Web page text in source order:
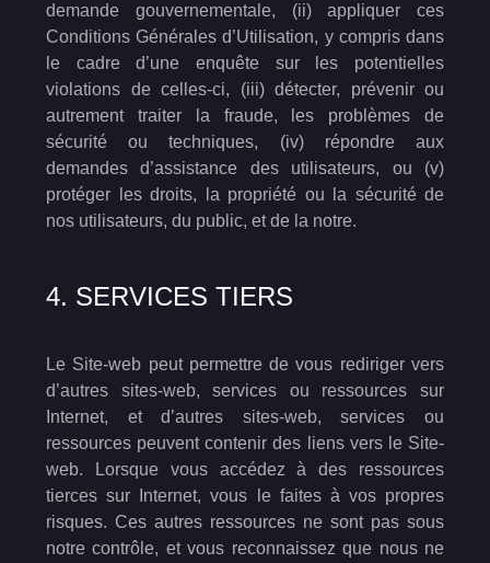
demande gouvernementale, (ii) appliquer ces
Conditions Générales d’Utilisation, y compris dans
le cadre d’une enquête sur les potentielles
violations de celles-ci, (iii) détecter, prévenir ou
autrement traiter la fraude, les problèmes de
sécurité ou techniques, (iv) répondre aux
demandes d’assistance des utilisateurs, ou (v)
protéger les droits, la propriété ou la sécurité de
nos utilisateurs, du public, et de la notre.
4. SERVICES TIERS
Le Site-web peut permettre de vous rediriger vers
d’autres sites-web, services ou ressources sur
Internet, et d’autres sites-web, services ou
ressources peuvent contenir des liens vers le Site-
web. Lorsque vous accédez à des ressources
tierces sur Internet, vous le faites à vos propres
risques. Ces autres ressources ne sont pas sous
notre contrôle, et vous reconnaissez que nous ne